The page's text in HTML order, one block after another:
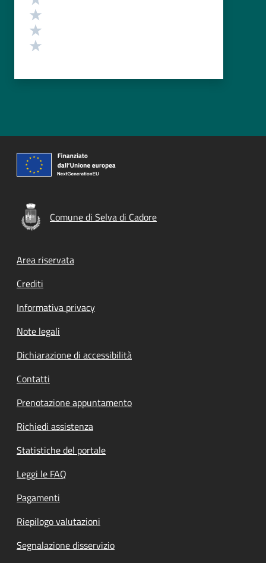
Comune di Selva di Cadore
Footer menu
Area riservata
Crediti
Informativa privacy
Note legali
Dichiarazione di accessibilità
Contatti
Prenotazione appuntamento
Richiedi assistenza
Statistiche del portale
Leggi le FAQ
Pagamenti
Riepilogo valutazioni
Segnalazione disservizio